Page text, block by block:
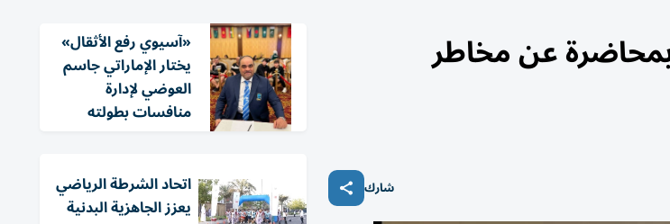
بمحاضرة عن مخاطر
شارك
«آسيوي رفع الأثقال»
يختار الإماراتي جاسم
العوضي لإدارة
منافسات بطولته
اتحاد الشرطة الرياضي
يعزز الجاهزية البدنية